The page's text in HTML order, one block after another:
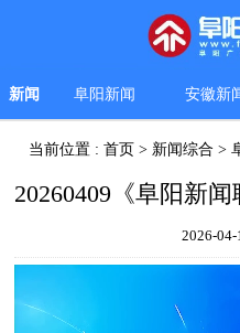
新闻 阜阳新闻 安徽新
当前位置 :首页 > 新闻综合 >
20260409《阜阳新闻
2026-